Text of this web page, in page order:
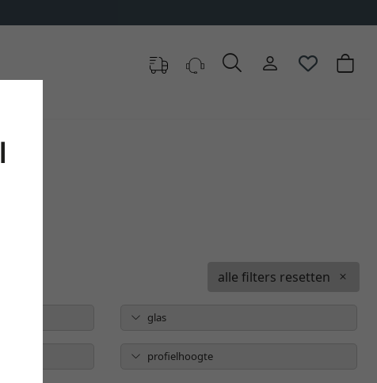
alle filters resetten
glas
profielhoogte